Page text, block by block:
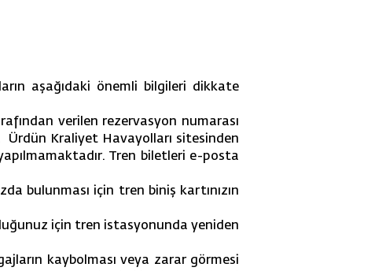
aşağıdaki önemli bilgileri dikkate
verilen rezervasyon numarası
Ürdün Kraliyet Havayolları sitesinden
Tren biletleri e-posta
bulunması için tren biniş kartınızın
için tren istasyonunda yeniden
kaybolması veya zarar görmesi